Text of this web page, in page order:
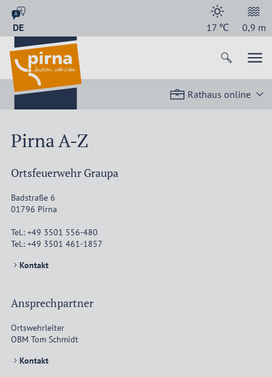
DE 17℃ 0,9 m
Rathaus online
Pirna A-Z
Ortsfeuerwehr Graupa
Badstraße 6
01796 Pirna
Tel.: +49 3501 556-480
Tel.: +49 3501 461-1857
Kontakt
Ansprechpartner
Ortswehrleiter
OBM Tom Schmidt
Kontakt